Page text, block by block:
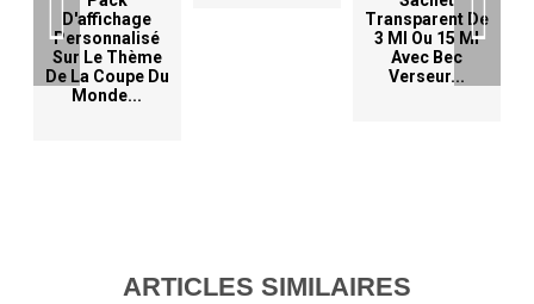
D'affichage
Personnalisé
Sur Le Thème
De La Coupe Du
Monde...
Transparent De
3 Ml Ou 15 Ml
Avec Bec
Verseur...
ARTICLES SIMILAIRES